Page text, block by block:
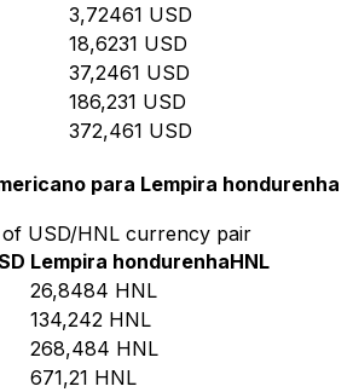
3,72461 USD
18,6231 USD
37,2461 USD
186,231 USD
372,461 USD
para Lempira hondurenha
USD/HNL currency pair
Lempira hondurenhaHNL
26,8484 HNL
134,242 HNL
268,484 HNL
671,21 HNL